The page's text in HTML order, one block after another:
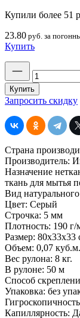
Купили более 51
23.80 руб. за
Купить
товара
Полотно
серое
(строчка
мм)
шир.
80
см.
пл.
190
г
Купить
Запросить скидку
Страна
Производитель:
Назначение
ткань для мытья
Вид
Цвет: Серый
Строчка: 5 мм
Плотность: 190 г/
Размер: 80х33х33
Объем: 0,07 куб.м.
Вес рулона: 8 кг.
В рулоне: 50 м
Способ
Упаковка: без
Капиллярность: